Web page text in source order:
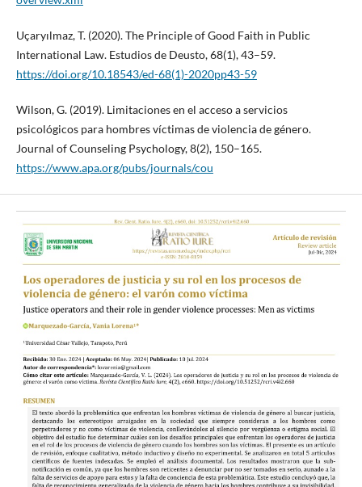
Uçaryılmaz, T. (2020). The Principle of Good Faith in Public
International Law. Estudios de Deusto, 68(1), 43–59.
https://doi.org/10.18543/ed-68(1)-2020pp43-59
Wilson, G. (2019). Limitaciones en el acceso a servicios
psicológicos para hombres víctimas de violencia de género.
Journal of Counseling Psychology, 8(2), 150–165.
https://www.apa.org/pubs/journals/cou